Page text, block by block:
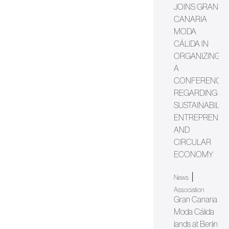
JOINS GRAN
CANARIA
MODA
CÁLIDA IN
ORGANIZING
A
CONFERENCE
REGARDING
AND
CIRCULAR
ECONOMY
News
Association
Gran Canaria
Moda Cálida
lands at Berlin